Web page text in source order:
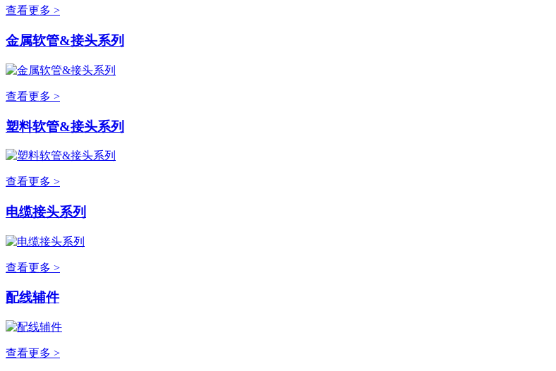
查看更多 >
金属软管&接头系列
查看更多 >
塑料软管&接头系列
查看更多 >
电缆接头系列
查看更多 >
配线辅件
查看更多 >